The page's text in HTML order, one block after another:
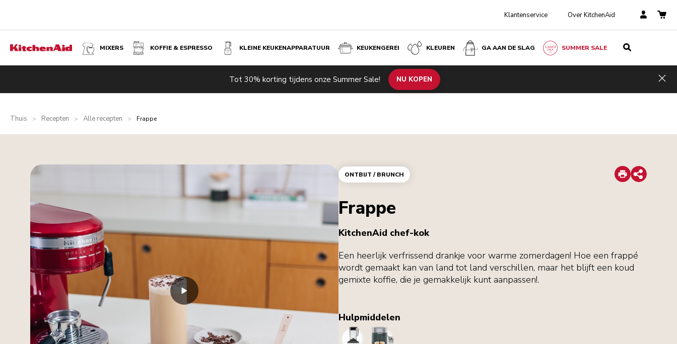
Klantenservice Over KitchenAid
MIXERS KOFFIE & ESPRESSO KLEINE KEUKENAPPARATUUR KEUKENGEREI KLEUREN GA AAN DE SLAG SUMMER SALE
Tot 30% korting tijdens onze Summer Sale! NU KOPEN
Thuis > Recepten > Alle recepten > Frappe
ONTBIJT / BRUNCH Print
Share
Frappe
KitchenAid chef-kok
Een heerlijk verfrissend drankje voor warme zomerdagen! Hoe een frappé
wordt gemaakt kan van land tot land verschillen, maar het blijft een koud
gemixte koffie, die je gemakkelijk kunt aanpassen!.
Hulpmiddelen
BlenderCoffeeMachine